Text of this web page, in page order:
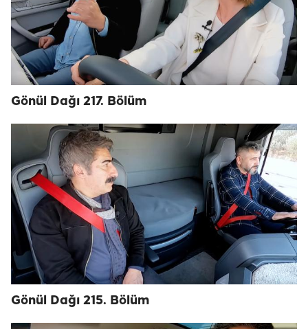
Gönül Dağı 217. Bölüm
Gönül Dağı 215. Bölüm